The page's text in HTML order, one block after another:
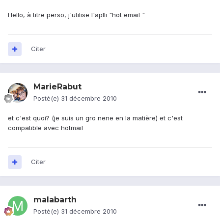
Hello, à titre perso, j'utilise l'aplli "hot email "
Citer
MarieRabut
Posté(e) 31 décembre 2010
et c'est quoi? (je suis un gro nene en la matière) et c'est
compatible avec hotmail
Citer
malabarth
Posté(e) 31 décembre 2010